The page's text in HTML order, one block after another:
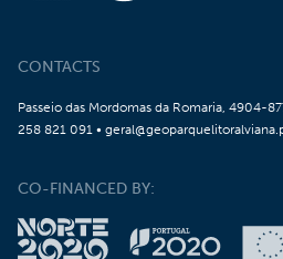
CONTACTS
Passeio das Mordomas da Romaria, 4904-
258 821 091 •
CO-FINANCED BY: